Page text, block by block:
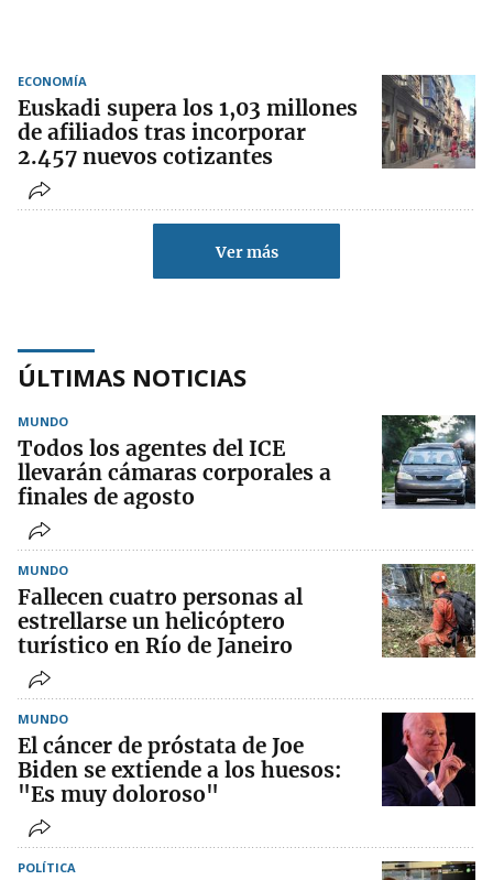
ECONOMÍA
Euskadi supera los 1,03 millones
de afiliados tras incorporar
2.457 nuevos cotizantes
Ver más
ÚLTIMAS NOTICIAS
MUNDO
Todos los agentes del ICE
llevarán cámaras corporales a
finales de agosto
MUNDO
Fallecen cuatro personas al
estrellarse un helicóptero
turístico en Río de Janeiro
MUNDO
El cáncer de próstata de Joe
Biden se extiende a los huesos:
"Es muy doloroso"
POLÍTICA